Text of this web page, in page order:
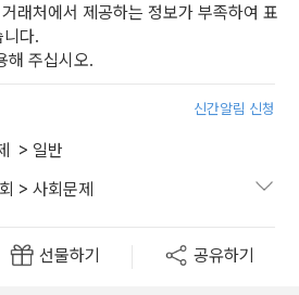
래처에서 제공하는 정보가 부족하여 표
다.
해 주십시오.
신간알림 신청
> 일반
> 사회문제
선물하기 공유하기